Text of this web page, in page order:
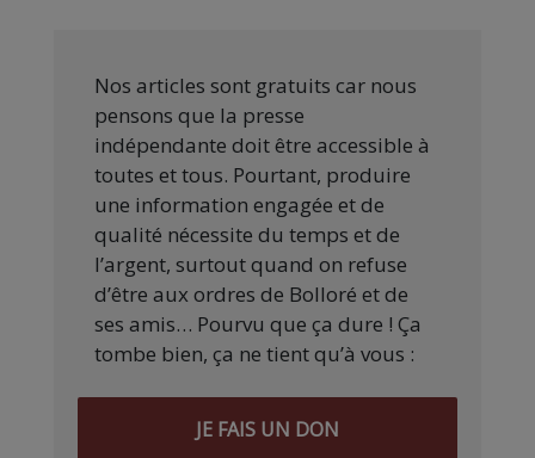
Nos articles sont gratuits car nous
pensons que la presse
indépendante doit être accessible à
toutes et tous. Pourtant, produire
une information engagée et de
qualité nécessite du temps et de
l’argent, surtout quand on refuse
d’être aux ordres de Bolloré et de
ses amis… Pourvu que ça dure ! Ça
tombe bien, ça ne tient qu’à vous :
JE FAIS UN DON